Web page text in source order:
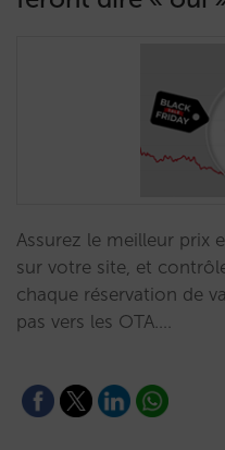
Assurez le meilleur prix
sur votre site, et
chaque réservation de
pas vers les OTA.…